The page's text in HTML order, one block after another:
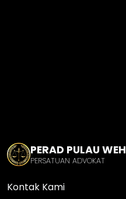
PERAD PULAU WEH
PERSATUAN ADVOKAT
Kontak Kami